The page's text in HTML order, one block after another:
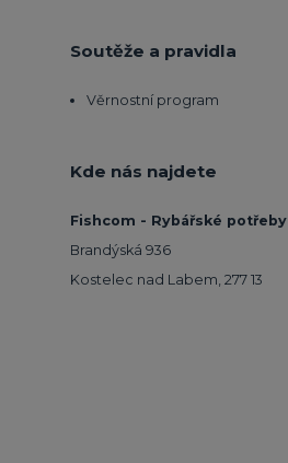
Soutěže a pravidla
Věrnostní program
Kde nás najdete
Fishcom - Rybářské potřeby
Brandýská 936
Kostelec nad Labem, 277 13